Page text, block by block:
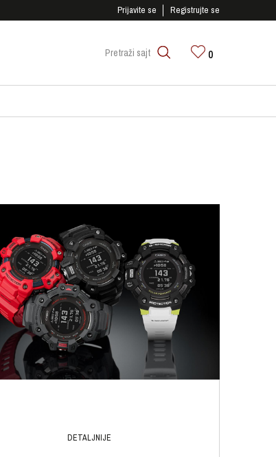
SIGURNO PLAĆANJE PLATNIM KARTICAMA!
Prijavite se Registrujte se
Pretraži sajt 0
DETALJNIJE